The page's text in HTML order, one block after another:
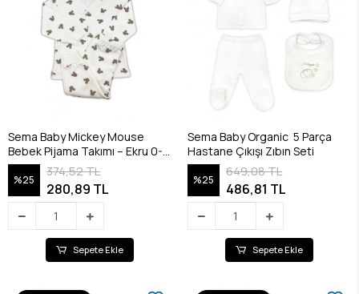
Sema Baby Mickey Mouse
Bebek Pijama Takımı – Ekru 0-3
Ay
%25
374,52 TL
280,89 TL
Sepete Ekle
Sema Baby Organic 5 Parça
Hastane Çıkışı Zıbın Seti
%25
649,08 TL
486,81 TL
Sepete Ekle